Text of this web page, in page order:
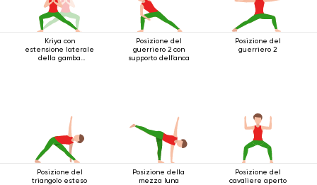
Kriya con
estensione laterale
della gamba
Posizione del
guerriero 2 con
supporto dell'anca
Posizione del
guerriero 2
Posizione del
triangolo esteso
Posizione della
mezza luna
Posizione del
cavaliere aperto